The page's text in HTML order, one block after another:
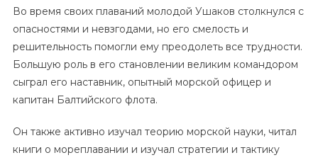
Во время своих плаваний молодой Ушаков столкнулся с
опасностями и невзгодами, но его смелость и
решительность помогли ему преодолеть все трудности.
Большую роль в его становлении великим командором
сыграл его наставник, опытный морской офицер и
капитан Балтийского флота.
Он также активно изучал теорию морской науки, читал
книги о мореплавании и изучал стратегии и тактику